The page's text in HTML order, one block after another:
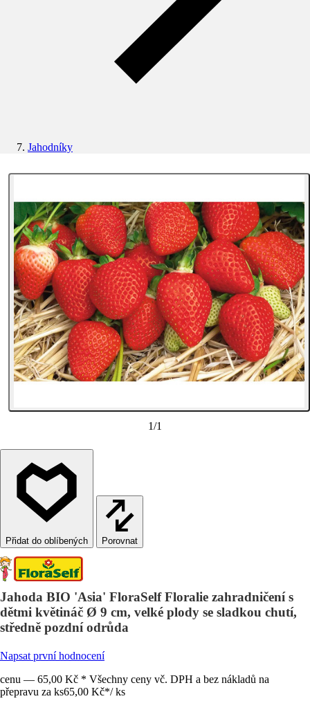
Jahodníky
1/1
Porovnat
Jahoda BIO 'Asia' FloraSelf Floralie zahradničení s
dětmi květináč Ø 9 cm, velké plody se sladkou chutí,
středně pozdní odrůda
Napsat první hodnocení
cenu — 65,00 Kč * Všechny ceny vč. DPH a bez nákladů na
přepravu za ks65,00 Kč*/ ks